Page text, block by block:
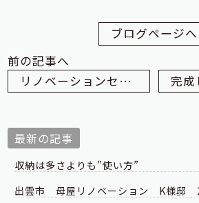
ブログページへ
前の記事へ
リノベーションセミナー開催しました
最新の記事
収納は多さよりも”使い方”
出雲市 母屋リノベーション K様邸 2